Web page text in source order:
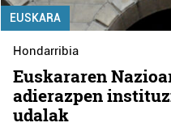
EUSKARA
Hondarribia
Euskararen
adierazpen
udalak